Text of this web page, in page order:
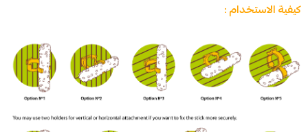
كيفية الاستخدام :